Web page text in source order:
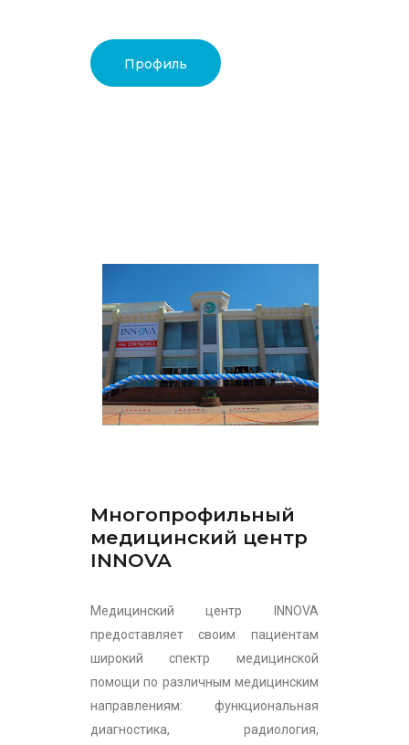
Профиль
Многопрофильный
медицинский центр
INNOVA
Медицинский центр INNOVA
предоставляет своим пациентам
широкий спектр медицинской
помощи по различным медицинским
направлениям: функциональная
диагностика, радиология,